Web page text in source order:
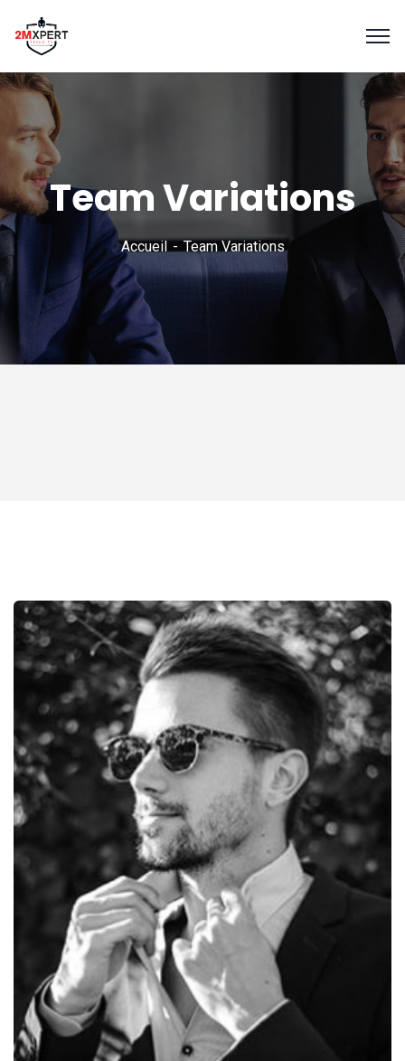
Team Variations
Accueil Team Variations